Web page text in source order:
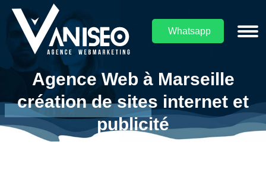
Whatsapp
Agence Web à Marseille
création de sites internet et
publicité
Vous êtes ici :